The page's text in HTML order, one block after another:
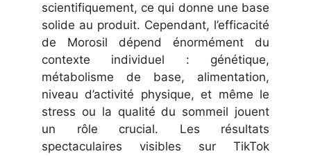
scientifiquement, ce qui donne une base
solide au produit. Cependant, l’efficacité
de Morosil dépend énormément du
contexte individuel : génétique,
métabolisme de base, alimentation,
niveau d’activité physique, et même le
stress ou la qualité du sommeil jouent
un rôle crucial. Les résultats
spectaculaires visibles sur TikTok